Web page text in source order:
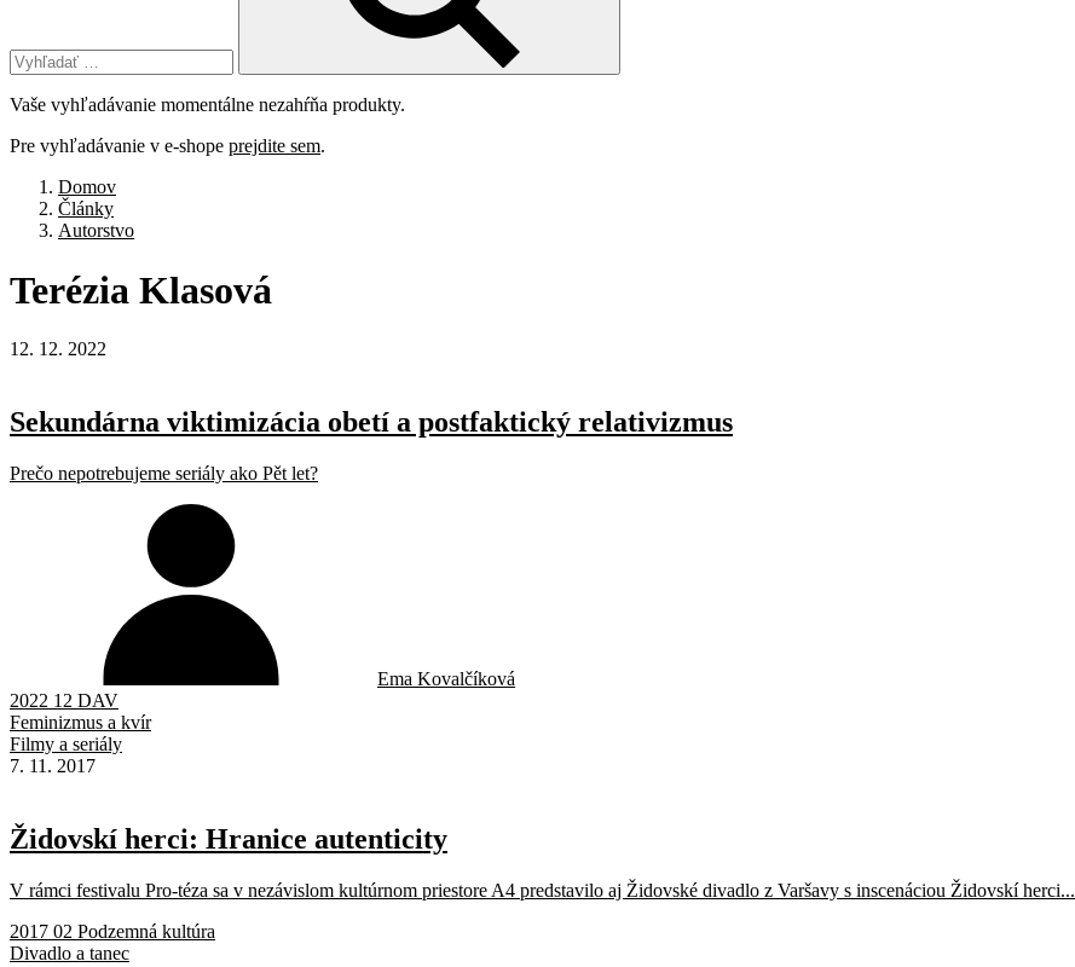
Vaše vyhľadávanie momentálne nezahŕňa produkty.
Pre vyhľadávanie v e-shope prejdite sem.
Domov
Články
Autorstvo
Terézia Klasová
12. 12. 2022
Sekundárna viktimizácia obetí a postfaktický relativizmus
Prečo nepotrebujeme seriály ako Pět let?
Ema Kovalčíková
2022 12 DAV
Feminizmus a kvír
Filmy a seriály
7. 11. 2017
Židovskí herci: Hranice autenticity
V rámci festivalu Pro-téza sa v nezávislom kultúrnom priestore A4 predstavilo aj Židovské divadlo z Varšavy s inscenáciou Židovskí herci...
2017 02 Podzemná kultúra
Divadlo a tanec